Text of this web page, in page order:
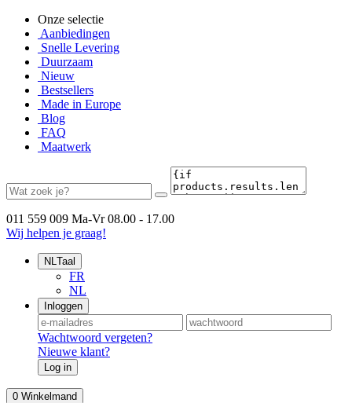
Onze selectie
Aanbiedingen
Snelle Levering
Duurzaam
Nieuw
Bestsellers
Made in Europe
Blog
FAQ
Maatwerk
011 559 009 Ma-Vr 08.00 - 17.00
Wij helpen je graag!
NLTaal
FR
NL
Inloggen
Wachtwoord vergeten?
Nieuwe klant?
Log in
0 Winkelmand